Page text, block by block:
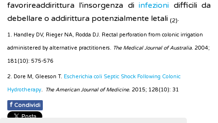
favorireaddirittura l'insorgenza diinfezioni difficili da
debellare o addirittura potenzialmente letali (2).
1. Handley DV, Rieger NA, Rodda DJ. Rectal perforation from colonic irrigation
administered by alternative practitioners. The Medical Journal of Australia. 2004;
181(10): 575-576
2. Dore M, Gleeson T. Escherichia coli Septic Shock Following Colonic
Hydrotherapy. The American Journal of Medicine. 2015; 128(10): 31
f Condividi